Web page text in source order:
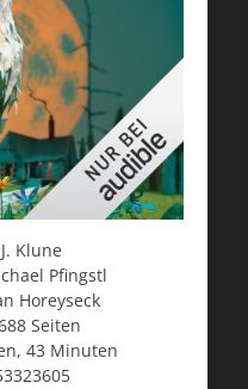
Klune
Pfingstl
Horeyseck
Seiten
43 Minuten